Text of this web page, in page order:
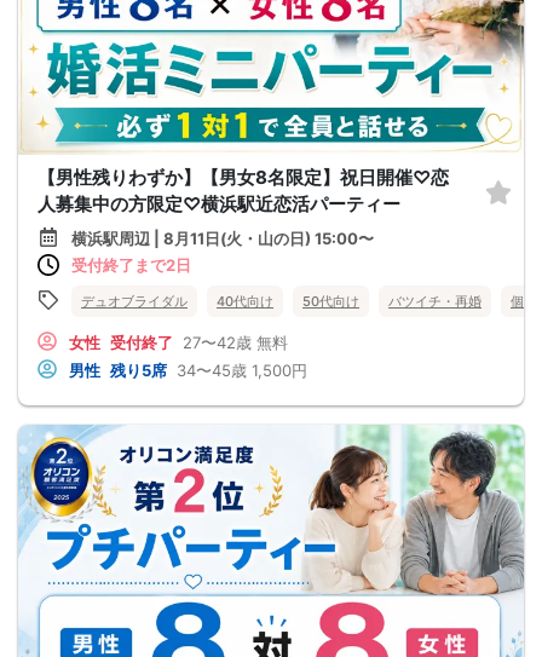
【男性残りわずか】【男女8名限定】祝日開催♡恋
人募集中の方限定♡横浜駅近恋活パーティー
横浜駅周辺 | 8月11日(火・山の日) 15:00〜
受付終了まで2日
デュオブライダル 40代向け 50代向け バツイチ・再婚 個室
女性 受付終了 27〜42歳 無料
男性 残り5席 34〜45歳 1,500円